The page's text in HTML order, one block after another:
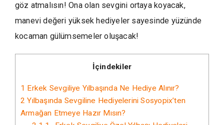
göz atmalısın! Ona olan sevgini ortaya koyacak,
manevi değeri yüksek hediyeler sayesinde yüzünde
kocaman gülümsemeler oluşacak!
İçindekiler
1 Erkek Sevgiliye Yılbaşında Ne Hediye Alınır?
2 Yılbaşında Sevgiline Hediyelerini Sosyopix’ten
Armağan Etmeye Hazır Mısın?